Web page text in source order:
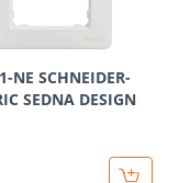
NE SCHNEIDER-
SEDNA DESIGN